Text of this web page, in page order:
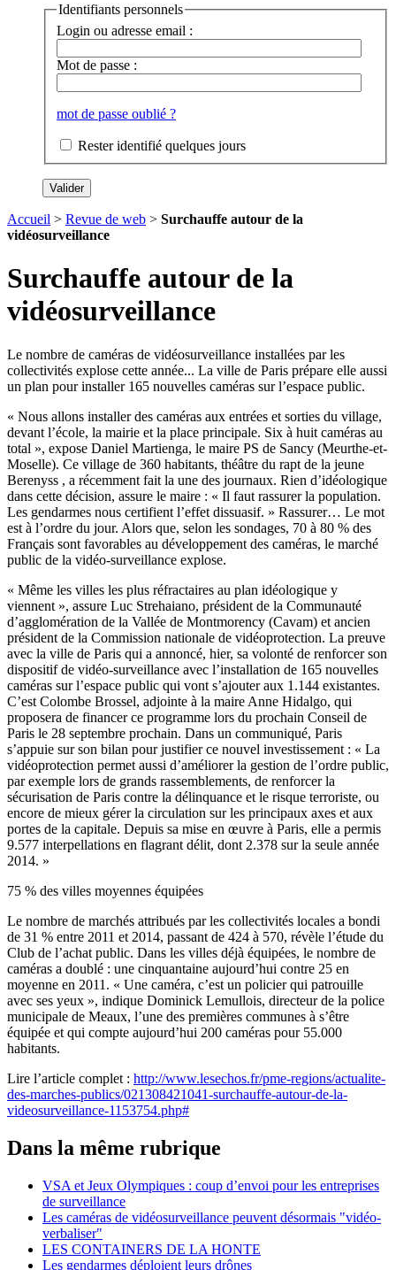
Identifiants personnels
Login ou adresse email :
Mot de passe :
mot de passe oublié ?
Rester identifié quelques jours
Accueil > Revue de web > Surchauffe autour de la
vidéosurveillance
Surchauffe autour de la
vidéosurveillance
Le nombre de caméras de vidéosurveillance installées par les
collectivités explose cette année... La ville de Paris prépare elle aussi
un plan pour installer 165 nouvelles caméras sur l’espace public.
« Nous allons installer des caméras aux entrées et sorties du village,
devant l’école, la mairie et la place principale. Six à huit caméras au
total », expose Daniel Martienga, le maire PS de Sancy (Meurthe-et-
Moselle). Ce village de 360 habitants, théâtre du rapt de la jeune
Berenyss , a récemment fait la une des journaux. Rien d’idéologique
dans cette décision, assure le maire : « Il faut rassurer la population.
Les gendarmes nous certifient l’effet dissuasif. » Rassurer… Le mot
est à l’ordre du jour. Alors que, selon les sondages, 70 à 80 % des
Français sont favorables au développement des caméras, le marché
public de la vidéo-surveillance explose.
« Même les villes les plus réfractaires au plan idéologique y
viennent », assure Luc Strehaiano, président de la Communauté
d’agglomération de la Vallée de Montmorency (Cavam) et ancien
président de la Commission nationale de vidéoprotection. La preuve
avec la ville de Paris qui a annoncé, hier, sa volonté de renforcer son
dispositif de vidéo-surveillance avec l’installation de 165 nouvelles
caméras sur l’espace public qui vont s’ajouter aux 1.144 existantes.
C’est Colombe Brossel, adjointe à la maire Anne Hidalgo, qui
proposera de financer ce programme lors du prochain Conseil de
Paris le 28 septembre prochain. Dans un communiqué, Paris
s’appuie sur son bilan pour justifier ce nouvel investissement : « La
vidéoprotection permet aussi d’améliorer la gestion de l’ordre public,
par exemple lors de grands rassemblements, de renforcer la
sécurisation de Paris contre la délinquance et le risque terroriste, ou
encore de mieux gérer la circulation sur les principaux axes et aux
portes de la capitale. Depuis sa mise en œuvre à Paris, elle a permis
9.577 interpellations en flagrant délit, dont 2.378 sur la seule année
2014. »
75 % des villes moyennes équipées
Le nombre de marchés attribués par les collectivités locales a bondi
de 31 % entre 2011 et 2014, passant de 424 à 570, révèle l’étude du
Club de l’achat public. Dans les villes déjà équipées, le nombre de
caméras a doublé : une cinquantaine aujourd’hui contre 25 en
moyenne en 2011. « Une caméra, c’est un policier qui patrouille
avec ses yeux », indique Dominick Lemullois, directeur de la police
municipale de Meaux, l’une des premières communes à s’être
équipée et qui compte aujourd’hui 200 caméras pour 55.000
habitants.
Lire l’article complet : http://www.lesechos.fr/pme-regions/actualite-
des-marches-publics/021308421041-surchauffe-autour-de-la-
videosurveillance-1153754.php#
Dans la même rubrique
VSA et Jeux Olympiques : coup d’envoi pour les entreprises
de surveillance
Les caméras de vidéosurveillance peuvent désormais "vidéo-
verbaliser"
LES CONTAINERS DE LA HONTE
Les gendarmes déploient leurs drônes